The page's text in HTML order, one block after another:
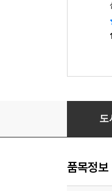
라스트 젤
도
품목정보